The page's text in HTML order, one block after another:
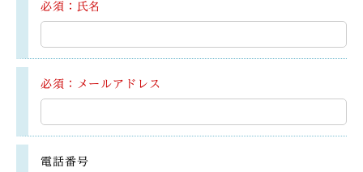
必須：氏名
必須：メールアドレス
電話番号